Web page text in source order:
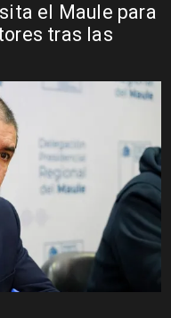
el Maule para
tras las